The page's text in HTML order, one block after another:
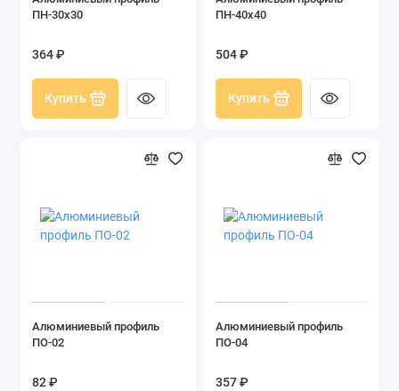
ПН-30х30
364 ₽
Купить
ПН-40х40
504 ₽
Купить
Алюминиевый профиль
ПО-02
82 ₽
Алюминиевый профиль
ПО-04
357 ₽